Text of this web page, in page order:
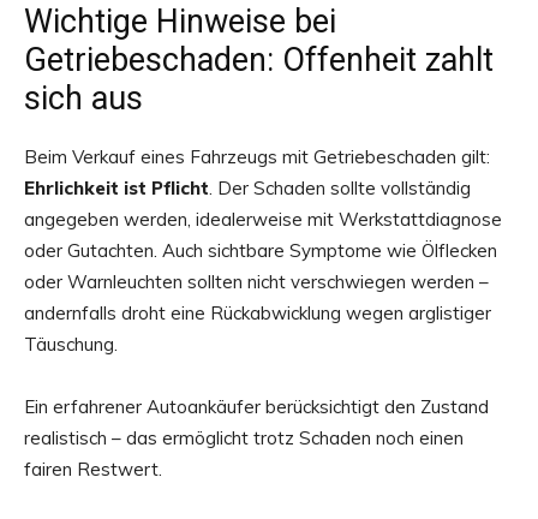
Wichtige Hinweise bei
Getriebeschaden: Offenheit zahlt
sich aus
Beim Verkauf eines Fahrzeugs mit Getriebeschaden gilt:
Ehrlichkeit ist Pflicht . Der Schaden sollte vollständig
angegeben werden, idealerweise mit Werkstattdiagnose
oder Gutachten. Auch sichtbare Symptome wie Ölflecken
oder Warnleuchten sollten nicht verschwiegen werden –
andernfalls droht eine Rückabwicklung wegen arglistiger
Täuschung.
Ein erfahrener Autoankäufer berücksichtigt den Zustand
realistisch – das ermöglicht trotz Schaden noch einen
fairen Restwert.